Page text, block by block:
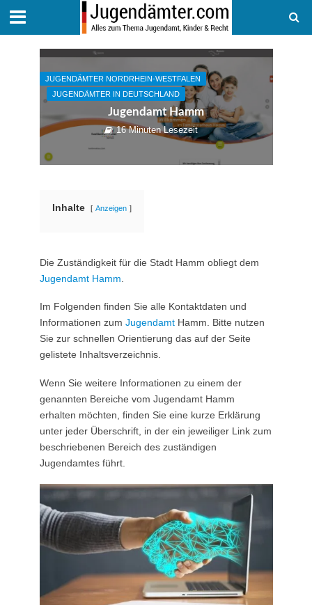
JUGENDÄMTER NORDRHEIN-WESTFALEN
JUGENDÄMTER IN DEUTSCHLAND
Jugendamt Hamm
16 Minuten Lesezeit
Inhalte Anzeigen
Die Zuständigkeit für die Stadt Hamm obliegt dem
Jugendamt Hamm
Im Folgenden finden Sie alle Kontaktdaten und
Informationen zum JugendamtHamm. Bitte nutzen
Sie zur schnellen Orientierung das auf der Seite
gelistete Inhaltsverzeichnis.
Wenn Sie weitere Informationen zu einem der
genannten Bereiche vom Jugendamt Hamm
erhalten möchten, finden Sie eine kurze Erklärung
unter jeder Überschrift, in der ein jeweiliger Link zum
beschriebenen Bereich des zuständigen
Jugendamtes führt.